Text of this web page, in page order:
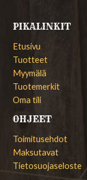
PIKALINKIT
Etusivu
Tuotteet
Myymälä
Tuotemerkit
Oma tili
OHJEET
Toimitusehdot
Maksutavat
Tietosuojaseloste